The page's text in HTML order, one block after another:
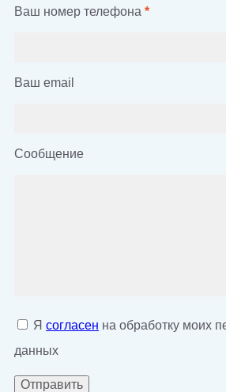
Ваш номер телефона *
Ваш email
Сообщение
Я согласен на обработку моих
данных